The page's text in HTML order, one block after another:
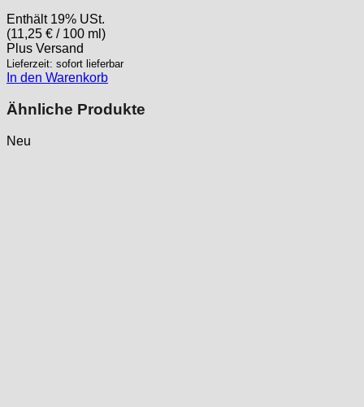
Enthält 19% USt.
(11,25 € / 100 ml)
Plus Versand
Lieferzeit: sofort lieferbar
In den Warenkorb
Ähnliche Produkte
Neu